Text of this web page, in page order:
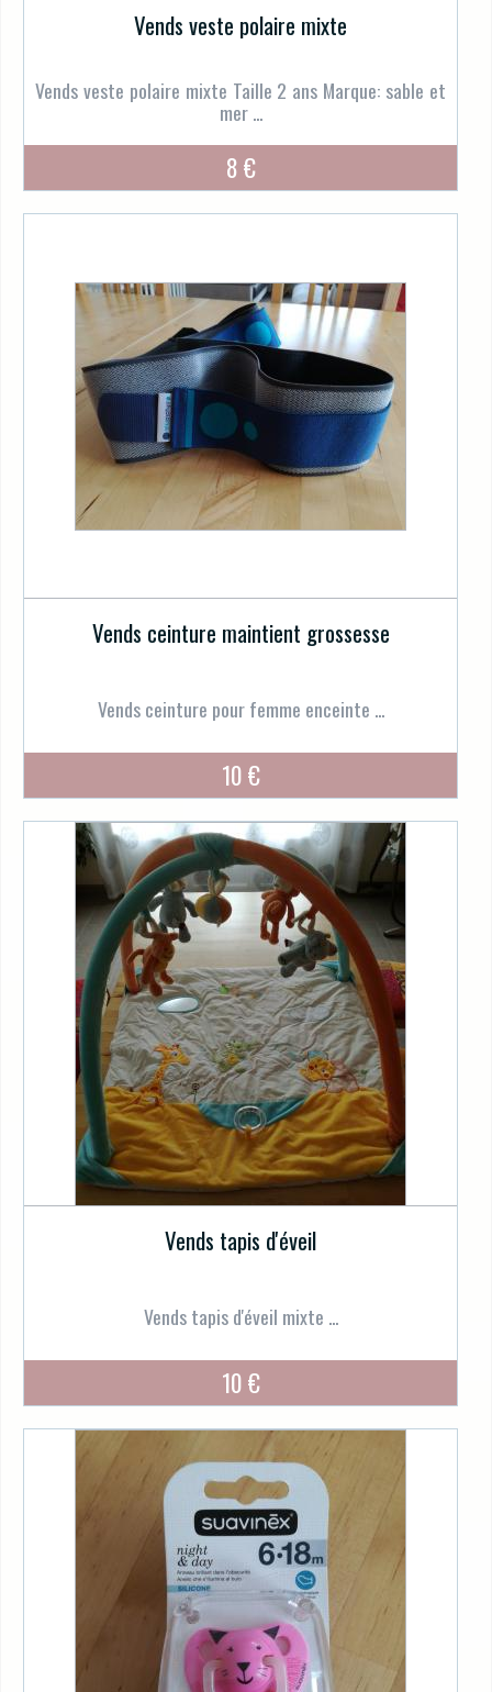
Vends veste polaire mixte
Vends veste polaire mixte Taille 2 ans Marque: sable et
mer ...
8 €
Vends ceinture maintient grossesse
Vends ceinture pour femme enceinte ...
10 €
Vends tapis d'éveil
Vends tapis d'éveil mixte ...
10 €